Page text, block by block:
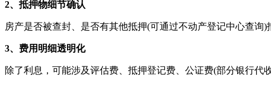
2、抵押物细节确认
房产是否被查封、是否有其他抵押(可通过不动产登记中心查
3、费用明细透明化
除了利息，可能涉及评估费、抵押登记费、公证费(部分银行代收